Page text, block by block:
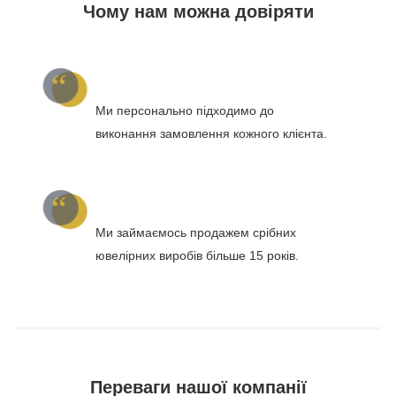
Чому нам можна довіряти
Ми персонально підходимо до
виконання замовлення кожного клієнта.
Ми займаємось продажем срібних
ювелірних виробів більше 15 років.
Переваги нашої компанії